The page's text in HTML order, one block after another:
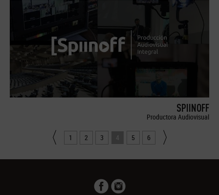
SPIINOFF
Productora Audiovisual
1 2 3 4 5 6